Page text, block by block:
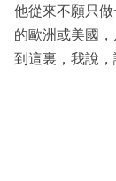
他從來不願只
的歐洲或美國
到這裏，我說，